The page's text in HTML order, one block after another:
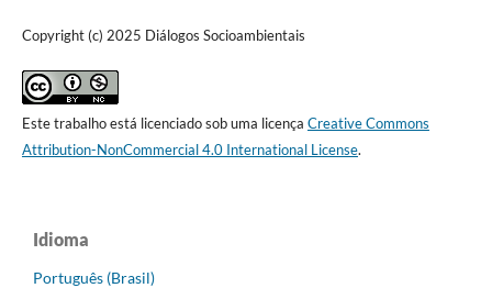
Copyright (c) 2025 Diálogos Socioambientais
Este trabalho está licenciado sob uma licença Creative Commons
Attribution-NonCommercial 4.0 International License.
Idioma
Português (Brasil)